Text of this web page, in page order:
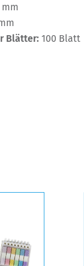
mm
Blätter: 100 Blatt